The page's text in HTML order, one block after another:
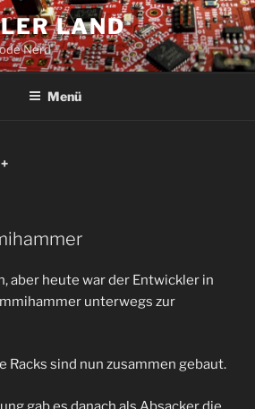
LAND
Nerd
Menü
aber heute war der Entwickler in
unterwegs zur
Racks sind nun zusammen gebaut.